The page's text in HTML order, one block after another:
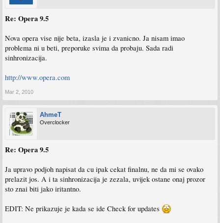
Re: Opera 9.5
Nova opera vise nije beta, izasla je i zvanicno. Ja nisam imao
problema ni u beti, preporuke svima da probaju. Sada radi
sinhronizacija.
http://www.opera.com
Mar 2, 2010
AhmeT
Overclocker
Re: Opera 9.5
Ja upravo podjoh napisat da cu ipak cekat finalnu, ne da mi se ovako
prelazit jos. A i ta sinhronizacija je zezala, uvijek ostane onaj prozor
sto znai biti jako iritantno.
EDIT: Ne prikazuje je kada se ide Check for updates